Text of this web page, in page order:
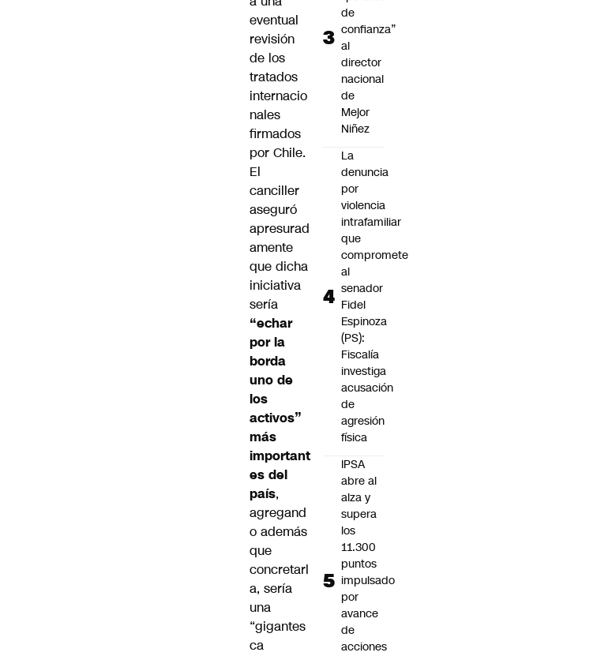
eventual
revisión
de los
tratados
internacio
nales
firmados
por Chile.
El
canciller
aseguró
apresurad
amente
que dicha
iniciativa
sería
“echar
por la
borda
uno de
los
activos”
más
important
es del
país,
agregand
o además
que
concretarl
a, sería
una
“gigantes
ca
de
confianza”
al
director
nacional
de
Mejor
Niñez
La
denuncia
por
violencia
intrafamiliar
que
compromete
al
senador
Fidel
Espinoza
(PS):
Fiscalía
investiga
acusación
de
agresión
física
IPSA
abre al
alza y
supera
los
11.300
puntos
impulsado
por
avance
de
acciones